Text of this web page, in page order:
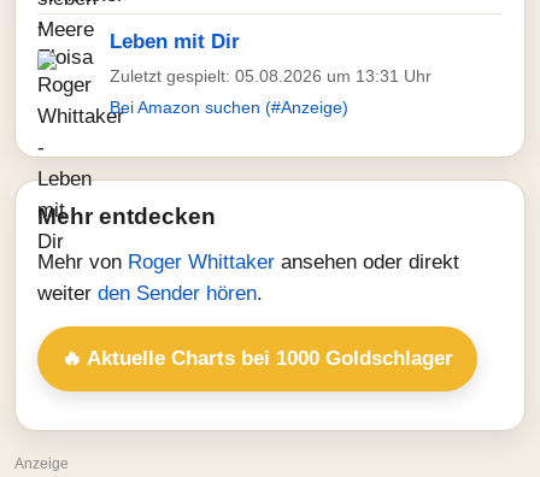
Leben mit Dir
Zuletzt gespielt: 05.08.2026 um 13:31 Uhr
Bei Amazon suchen (#Anzeige)
Mehr entdecken
Mehr von Roger Whittaker ansehen oder direkt
weiter den Sender hören.
🔥 Aktuelle Charts bei 1000 Goldschlager
Anzeige